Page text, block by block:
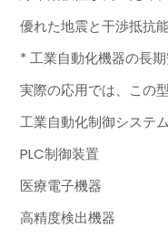
優れた地震と干渉抵抗
* 工業自動化機器の長
実際の応用では、この
工業自動化制御システム
PLC制御装置
医療電子機器
高精度検出機器